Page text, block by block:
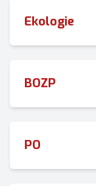
Ekologie
BOZP
PO